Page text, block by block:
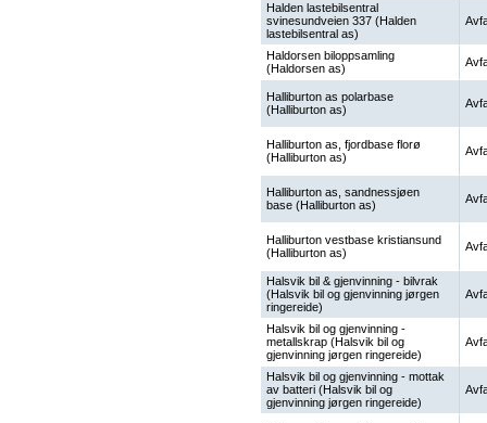
Halden lastebilsentral
svinesundveien 337 (Halden
lastebilsentral as)
Haldorsen biloppsamling
(Haldorsen as)
Halliburton as polarbase
(Halliburton as)
Halliburton as, fjordbase florø
(Halliburton as)
Halliburton as, sandnessjøen
base (Halliburton as)
Halliburton vestbase kristiansund
(Halliburton as)
Halsvik bil & gjenvinning - bilvrak
(Halsvik bil og gjenvinning jørgen
ringereide)
Halsvik bil og gjenvinning -
metallskrap (Halsvik bil og
gjenvinning jørgen ringereide)
Halsvik bil og gjenvinning - mottak
av batteri (Halsvik bil og
gjenvinning jørgen ringereide)